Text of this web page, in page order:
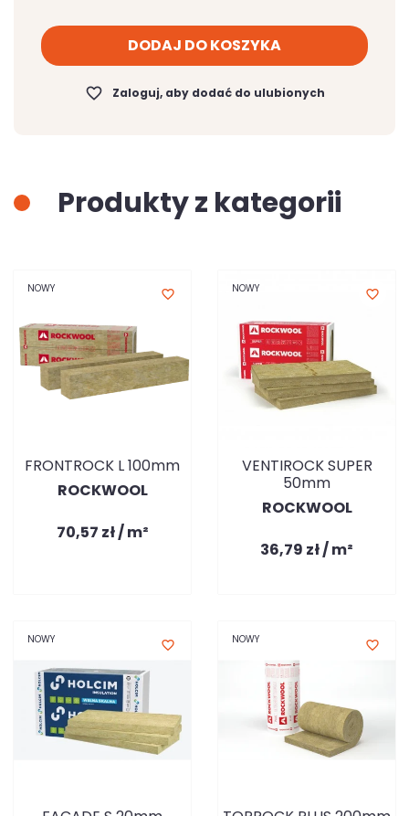
DODAJ DO KOSZYKA
favorite_border Zaloguj, aby dodać do ulubionych
Produkty z kategorii
NOWY favorite_border
FRONTROCK L 100mm
ROCKWOOL
70,57 zł / m²
NOWY favorite_border
VENTIROCK SUPER
50mm
ROCKWOOL
36,79 zł / m²
NOWY favorite_border NOWY favorite_border